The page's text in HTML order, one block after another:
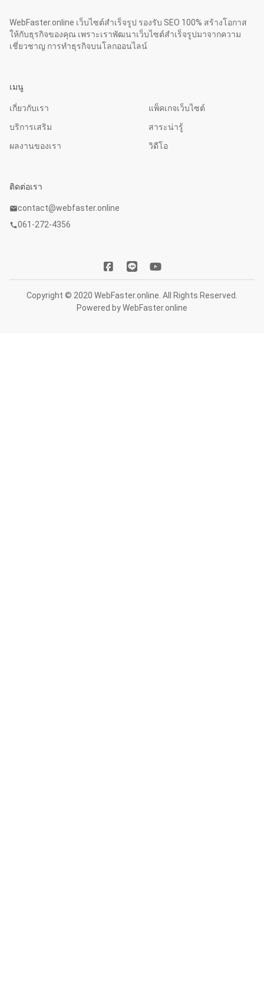
WebFaster.online เว็บไซต์สำเร็จรูป รองรับ SEO 100% สร้างโอกาส
ให้กับธุรกิจของคุณ เพราะเราพัฒนาเว็บไซต์สำเร็จรูปมาจากความ
เชี่ยวชาญ การทำธุรกิจบนโลกออนไลน์
เมนู
เกี่ยวกับเรา
แพ็คเกจเว็บไซต์
บริการเสริม
สาระน่ารู้
ผลงานของเรา
วิดีโอ
ติดต่อเรา
mailcontact@webfaster.online
call061-272-4356
Copyright © 2020 WebFaster.online. All Rights Reserved.
Powered byWebFaster.online